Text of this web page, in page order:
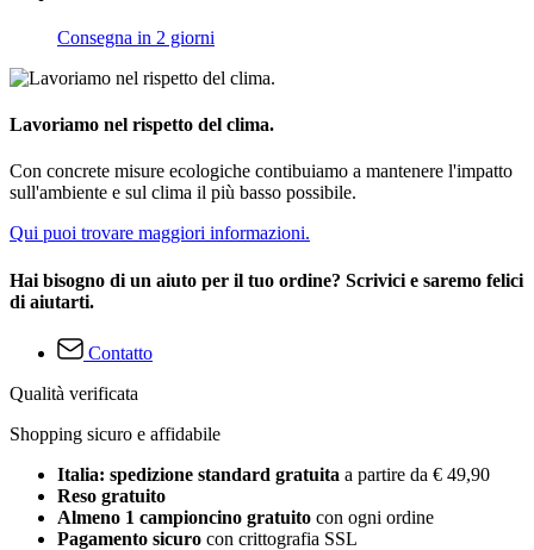
Consegna in 2 giorni
Lavoriamo nel rispetto del clima.
Con concrete misure ecologiche contibuiamo a mantenere l'impatto
sull'ambiente e sul clima il più basso possibile.
Qui puoi trovare maggiori informazioni.
Hai bisogno di un aiuto per il tuo ordine? Scrivici e saremo felici
di aiutarti.
Contatto
Qualità verificata
Shopping sicuro e affidabile
Italia: spedizione standard gratuita a partire da € 49,90
Reso gratuito
Almeno 1 campioncino gratuito con ogni ordine
Pagamento sicuro con crittografia SSL